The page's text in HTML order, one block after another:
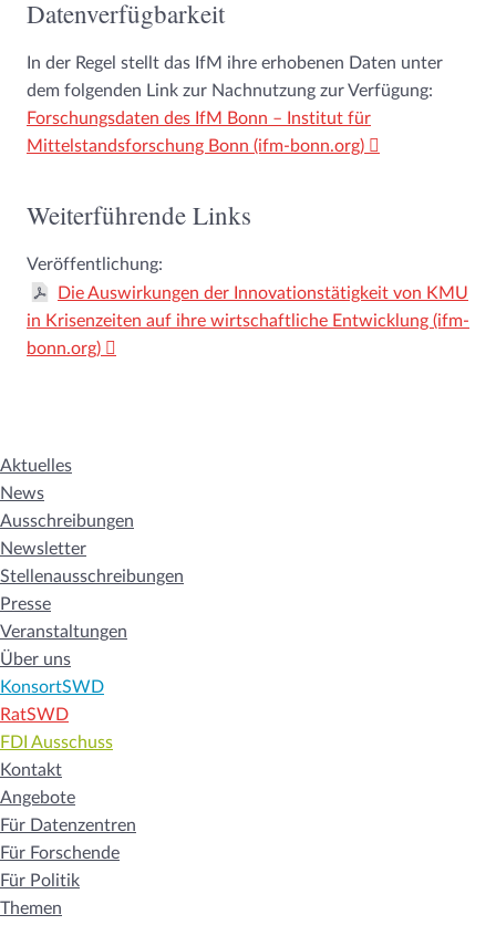
Datenverfügbarkeit
In der Regel stellt das IfM ihre erhobenen Daten unter
dem folgenden Link zur Nachnutzung zur Verfügung:
Forschungsdaten des IfM Bonn – Institut für
Mittelstandsforschung Bonn (ifm-bonn.org)
Weiterführende Links
Veröffentlichung:
Die Auswirkungen der Innovationstätigkeit von KMU
in Krisenzeiten auf ihre wirtschaftliche Entwicklung (ifm-
bonn.org)
Aktuelles
News
Ausschreibungen
Newsletter
Stellenausschreibungen
Presse
Veranstaltungen
Über uns
KonsortSWD
RatSWD
FDI Ausschuss
Kontakt
Angebote
Für Datenzentren
Für Forschende
Für Politik
Themen